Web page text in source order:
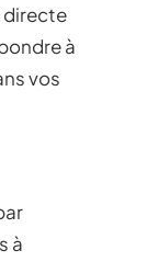
directe
à
vos
à